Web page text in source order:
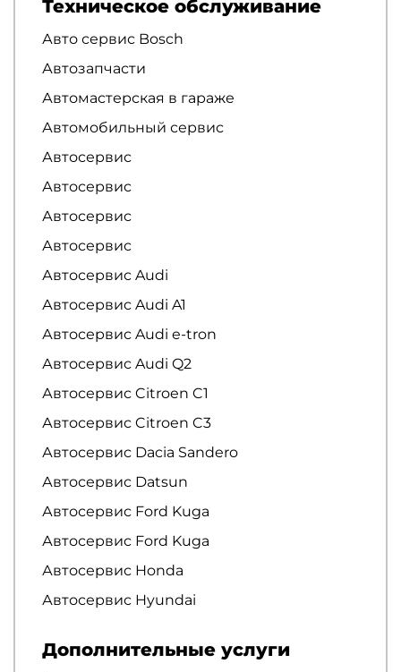
Техническое обслуживание
Авто сервис Bosch
Автозапчасти
Автомастерская в гараже
Автомобильный сервис
Автосервис
Автосервис
Автосервис
Автосервис
Автосервис Audi
Автосервис Audi A1
Автосервис Audi e-tron
Автосервис Audi Q2
Автосервис Citroen C1
Автосервис Citroen C3
Автосервис Dacia Sandero
Автосервис Datsun
Автосервис Ford Kuga
Автосервис Ford Kuga
Автосервис Honda
Автосервис Hyundai
Дополнительные услуги